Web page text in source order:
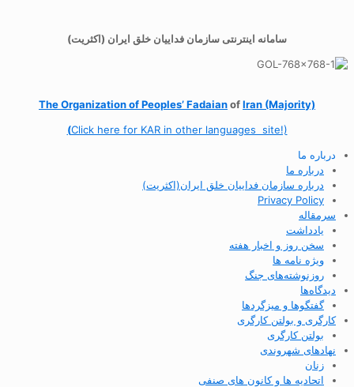
سامانه اینترنتی سازمان فداییان خلق ایران (اکثریت)
The Organization ofPeoples’ FadaianofIran (Majority)
(Click here for KAR in other languages site!)
درباره ما
درباره ما
درباره سازمان فداییان خلق ایران(اکثریت)
Privacy Policy
سرمقاله
یادداشت
سخن روز و اخبار هفته
ویژه نامه ها
روزنوشته‌های جنگ
دیدگاه‌ها
گفتگوها و میزگردها
کارگری و بولتن کارگری
بولتن کارگری
نهادهای شهروندی
زنان
اتحادیه ها و کانون های صنفی